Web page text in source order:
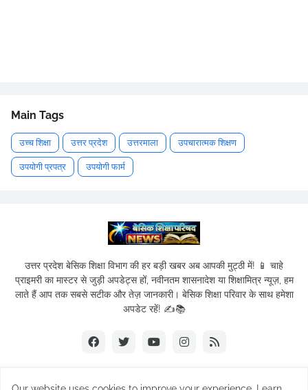
Main Tags
उच्च शिक्षा उत्तर प्रदेश उत्तरमाला उपचारात्मक शिक्षण
उपयोगी प्रपत्र उपयोगी फार्म
उत्तर प्रदेश बेसिक शिक्षा विभाग की हर बड़ी खबर अब आपकी मुट्ठी में! 📱 चाहे
प्राइमरी का मास्टर से जुड़ी अपडेट्स हों, नवीनतम शासनादेश या शिक्षामित्र न्यूज़, हम
लाते हैं आप तक सबसे सटीक और तेज़ जानकारी। बेसिक शिक्षा परिवार के साथ हमेशा
अपडेट रहें! ✍️📚